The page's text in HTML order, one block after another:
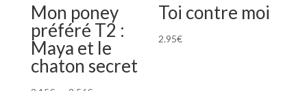
Mon poney
préféré T2 :
Maya et le
chaton secret
Toi contre moi
2.95€